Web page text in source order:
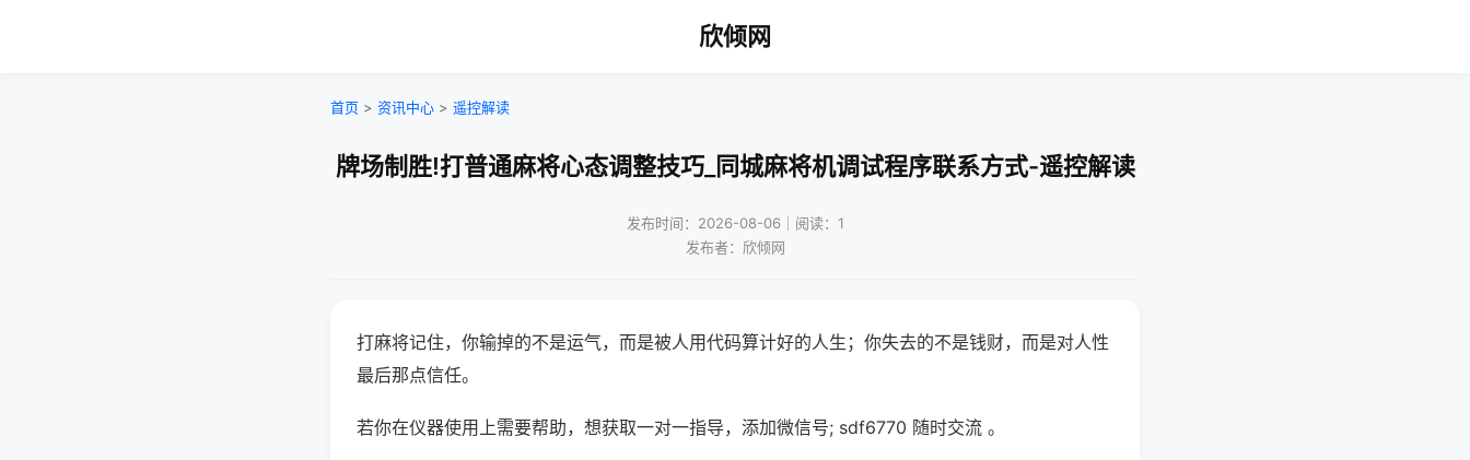
欣倾网
首页 > 资讯中心 > 遥控解读
牌场制胜!打普通麻将心态调整技巧_同城麻将机调试程序联系方式-遥控解读
发布时间：2026-08-06｜阅读：1
发布者：欣倾网
打麻将记住，你输掉的不是运气，而是被人用代码算计好的人生；你失去的不是钱财，而是对人性
最后那点信任。
若你在仪器使用上需要帮助，想获取一对一指导，添加微信号; sdf6770 随时交流 。